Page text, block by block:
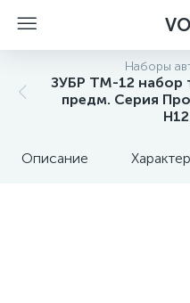
VO
Наборы
ЗУБР ТМ-12 набор
предм. Серия
Описание